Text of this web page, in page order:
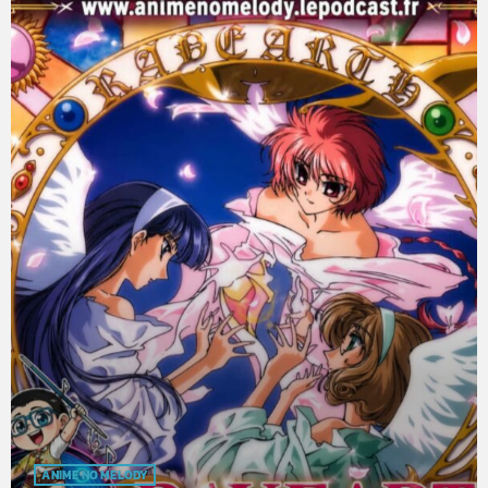
ANIME NO MELODY